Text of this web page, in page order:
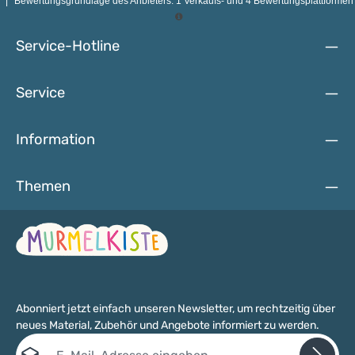
KLEINTEILE EINZELNE/LOSE GLÖCKCHEN NICHT FÜR
Service-Hotline
Service
Information
Themen
Abonniert jetzt einfach unseren Newsletter, um rechtzeitig über
neues Material, Zubehör und Angebote informiert zu werden.
E-Mail-Adresse*